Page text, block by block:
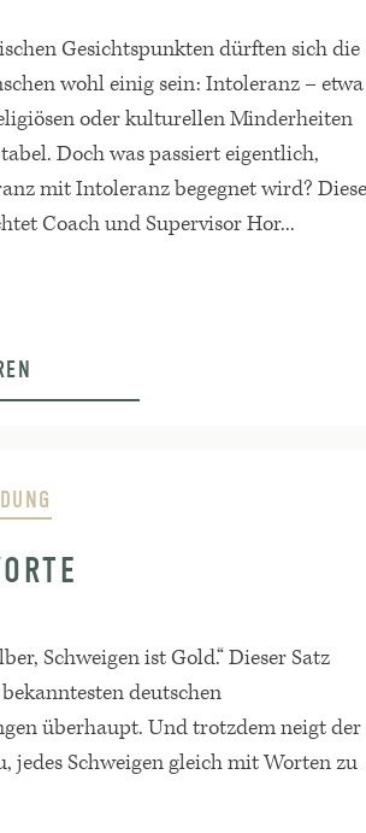
Gesichtspunkten dürften sich die
wohl einig sein: Intoleranz – etwa
oder kulturellen Minderheiten
Doch was passiert eigentlich,
mit Intoleranz begegnet wird? Diese
Coach und Supervisor Hor...
Schweigen ist Gold.“ Dieser Satz
deutschen
überhaupt. Und trotzdem neigt der
jedes Schweigen gleich mit Worten zu